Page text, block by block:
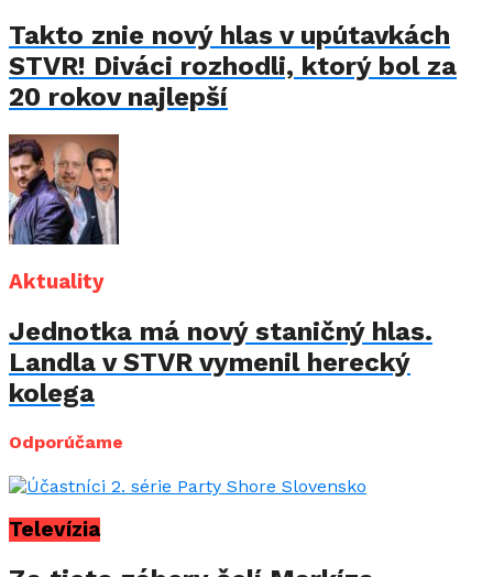
Takto znie nový hlas v upútavkách
STVR! Diváci rozhodli, ktorý bol za
20 rokov najlepší
Aktuality
Jednotka má nový staničný hlas.
Landla v STVR vymenil herecký
kolega
Odporúčame
Televízia